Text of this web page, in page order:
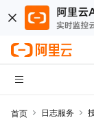
首页 日志服务